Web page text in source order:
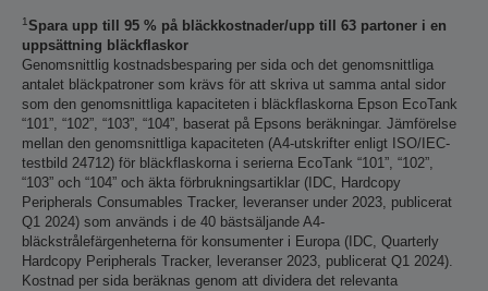
1Spara upp till 95 % på bläckkostnader/upp till 63 partoner i en
uppsättning bläckflaskor
Genomsnittlig kostnadsbesparing per sida och det genomsnittliga
antalet bläckpatroner som krävs för att skriva ut samma antal sidor
som den genomsnittliga kapaciteten i bläckflaskorna Epson EcoTank
“101”, “102”, “103”, “104”, baserat på Epsons beräkningar. Jämförelse
mellan den genomsnittliga kapaciteten (A4-utskrifter enligt ISO/IEC-
testbild 24712) för bläckflaskorna i serierna EcoTank “101”, “102”,
“103” och “104” och äkta förbrukningsartiklar (IDC, Hardcopy
Peripherals Consumables Tracker, leveranser under 2023, publicerat
Q1 2024) som används i de 40 bästsäljande A4-
bläckstrålefärgenheterna för konsumenter i Europa (IDC, Quarterly
Hardcopy Peripherals Tracker, leveranser 2023, publicerat Q1 2024).
Kostnad per sida beräknas genom att dividera det relevanta